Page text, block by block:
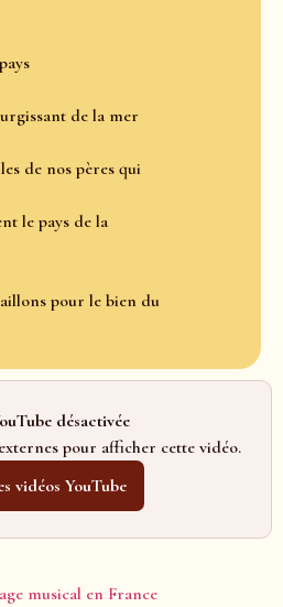
de la mer
de nos pères qui
le pays de la
pour le bien du
désactivée
pour afficher cette vidéo.
vidéos YouTube
musical en France